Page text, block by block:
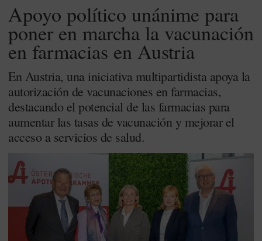
Apoyo político unánime para
poner en marcha la vacunación
en farmacias en Austria
En Austria, una iniciativa multipartidista apoya la
autorización de vacunaciones en farmacias,
destacando el potencial de las farmacias para
aumentar las tasas de vacunación y mejorar el
acceso a servicios de salud.